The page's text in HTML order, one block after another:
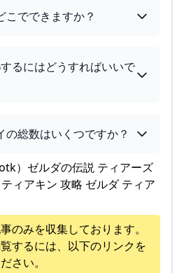
こでできますか？
るにはどうすればいいで
の総数はいくつですか？
）ゼルダの伝説 ティアーズ
ィアキン 攻略 ゼルダ ティア
のみを収集しております。
するには、以下のリンクを
さい。